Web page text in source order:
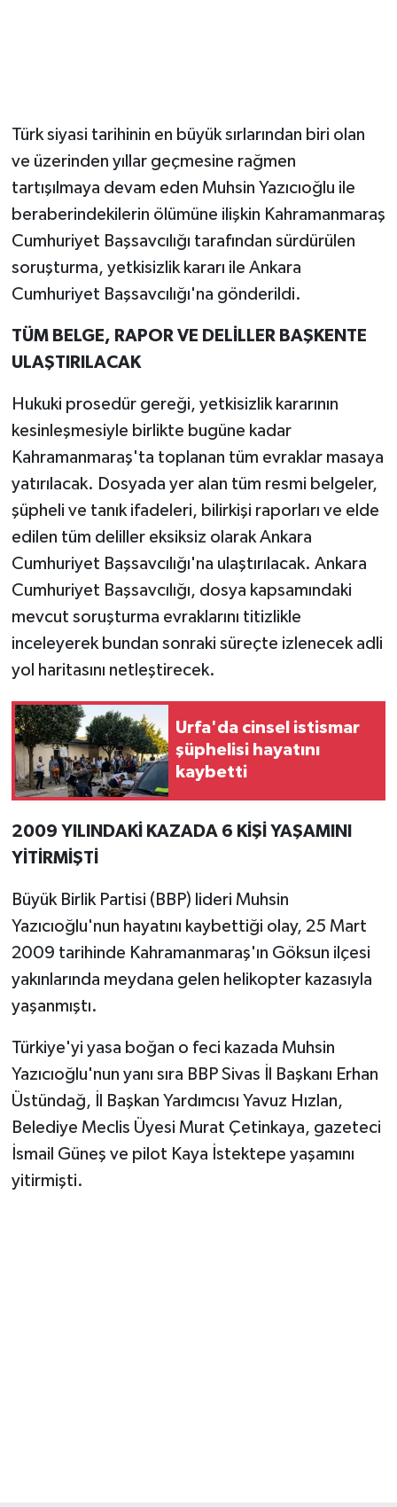
Türk siyasi tarihinin en büyük sırlarından biri olan
ve üzerinden yıllar geçmesine rağmen
tartışılmaya devam eden Muhsin Yazıcıoğlu ile
beraberindekilerin ölümüne ilişkin Kahramanmaraş
Cumhuriyet Başsavcılığı tarafından sürdürülen
soruşturma, yetkisizlik kararı ile Ankara
Cumhuriyet Başsavcılığı'na gönderildi.
TÜM BELGE, RAPOR VE DELİLLER BAŞKENTE
ULAŞTIRILACAK
Hukuki prosedür gereği, yetkisizlik kararının
kesinleşmesiyle birlikte bugüne kadar
Kahramanmaraş'ta toplanan tüm evraklar masaya
yatırılacak. Dosyada yer alan tüm resmi belgeler,
şüpheli ve tanık ifadeleri, bilirkişi raporları ve elde
edilen tüm deliller eksiksiz olarak Ankara
Cumhuriyet Başsavcılığı'na ulaştırılacak. Ankara
Cumhuriyet Başsavcılığı, dosya kapsamındaki
mevcut soruşturma evraklarını titizlikle
inceleyerek bundan sonraki süreçte izlenecek adli
yol haritasını netleştirecek.
Urfa'da cinsel istismar
şüphelisi hayatını
kaybetti
2009 YILINDAKİ KAZADA 6 KİŞİ YAŞAMINI
YİTİRMİŞTİ
Büyük Birlik Partisi (BBP) lideri Muhsin
Yazıcıoğlu'nun hayatını kaybettiği olay, 25 Mart
2009 tarihinde Kahramanmaraş'ın Göksun ilçesi
yakınlarında meydana gelen helikopter kazasıyla
yaşanmıştı.
Türkiye'yi yasa boğan o feci kazada Muhsin
Yazıcıoğlu'nun yanı sıra BBP Sivas İl Başkanı Erhan
Üstündağ, İl Başkan Yardımcısı Yavuz Hızlan,
Belediye Meclis Üyesi Murat Çetinkaya, gazeteci
İsmail Güneş ve pilot Kaya İstektepe yaşamını
yitirmişti.